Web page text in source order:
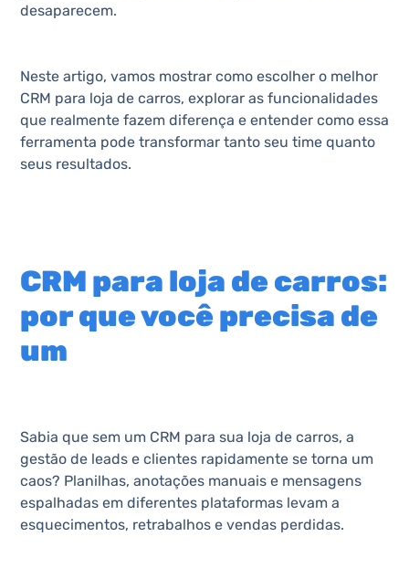
desaparecem.
Neste artigo, vamos mostrar como escolher o melhor
CRM para loja de carros, explorar as funcionalidades
que realmente fazem diferença e entender como essa
ferramenta pode transformar tanto seu time quanto
seus resultados.
CRM para loja de carros:
por que você precisa de
um
Sabia que sem um CRM para sua loja de carros, a
gestão de leads e clientes rapidamente se torna um
caos? Planilhas, anotações manuais e mensagens
espalhadas em diferentes plataformas levam a
esquecimentos, retrabalhos e vendas perdidas.